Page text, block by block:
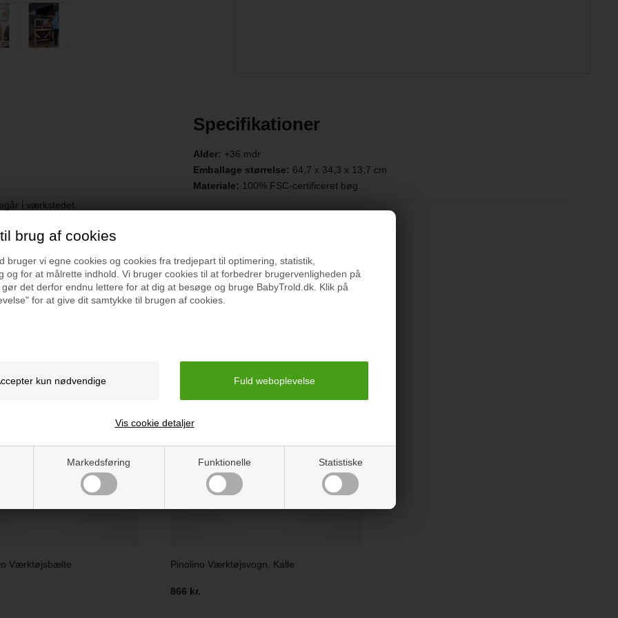
brug af cookies
bruger vi egne cookies og cookies fra tredjepart til optimering, statistik,
og for at målrette indhold. Vi bruger cookies til at forbedrer brugervenligheden på
det derfor endnu lettere for at dig at besøge og bruge BabyTrold.dk. Klik på
for at give dit samtykke til brugen af cookies.
Markedsføring Funktionelle Statistiske
Vis cookie detaljer
i værkstedet.
Specifikationer
Alder: +36 mdr
Emballage størrelse: 64,7 x 34,3 x 13,7 cm
Materiale: 100% FSC-certificeret bøg
du også interesseret i følgende produkter
Værktøjsbælte Pinolino Værktøjsvogn, Kalle
866 kr.